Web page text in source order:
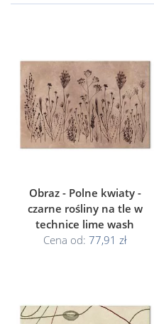
Obraz - Polne kwiaty -
czarne rośliny na tle w
technice lime wash
Cena od: 77,91 zł